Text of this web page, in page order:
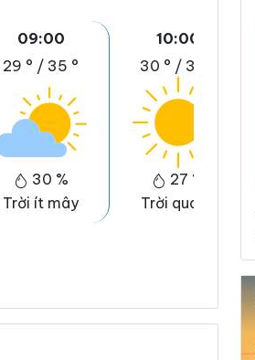
09:00
29 ° / 35 °
30 %
Trời ít mây
10:00
30 ° / 37 °
27 %
Trời quang